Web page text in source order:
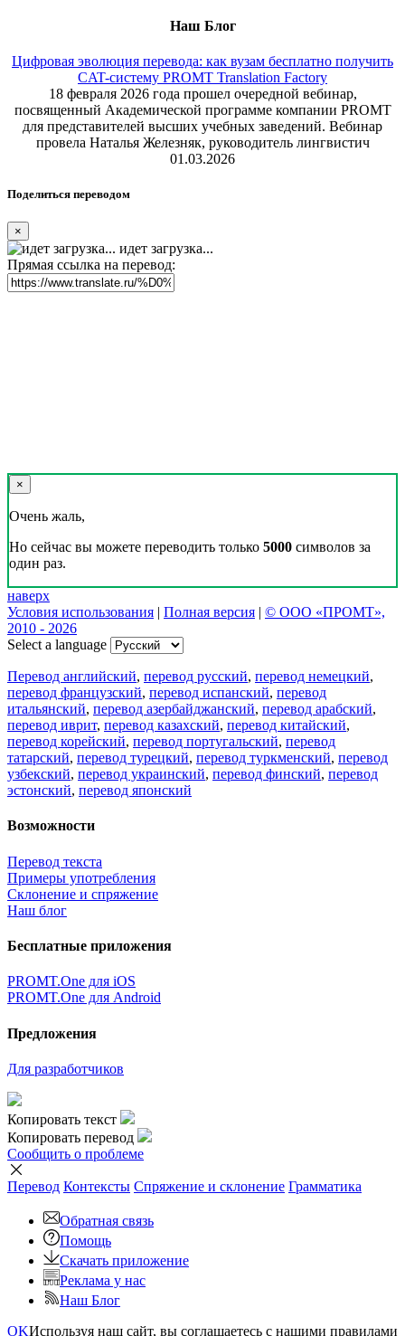
Наш Блог
Цифровая эволюция перевода: как вузам бесплатно получить
CAT-систему PROMT Translation Factory
18 февраля 2026 года прошел очередной вебинар,
посвященный Академической программе компании PROMT
для представителей высших учебных заведений. Вебинар
провела Наталья Железняк, руководитель лингвистич
01.03.2026
Поделиться переводом
×
идет загрузка...
Прямая ссылка на перевод:
×
Очень жаль,
Но сейчас вы можете переводить только 5000 символов за
один раз.
наверх
Условия использования | Полная версия | © ООО «ПРОМТ»,
2010 - 2026
Select a language
Перевод английский, перевод русский, перевод немецкий,
перевод французский, перевод испанский, перевод
итальянский, перевод азербайджанский, перевод арабский,
перевод иврит, перевод казахский, перевод китайский,
перевод корейский, перевод португальский, перевод
татарский, перевод турецкий, перевод туркменский, перевод
узбекский, перевод украинский, перевод финский, перевод
эстонский, перевод японский
Возможности
Перевод текста
Примеры употребления
Склонение и спряжение
Наш блог
Бесплатные приложения
PROMT.One для iOS
PROMT.One для Android
Предложения
Для разработчиков
Копировать текст
Копировать перевод
Сообщить о проблеме
Перевод Контексты Спряжение и склонение Грамматика
Обратная связь
Помощь
Скачать приложение
Реклама у нас
Наш Блог
OKИспользуя наш сайт, вы соглашаетесь с нашими правилами